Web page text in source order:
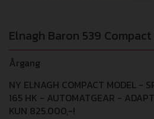
Elnagh Baron 539 Compact
Årgang
NY ELNAGH COMPACT MODEL -
165 HK - AUTOMATGEAR -
KUN 825.000,-!